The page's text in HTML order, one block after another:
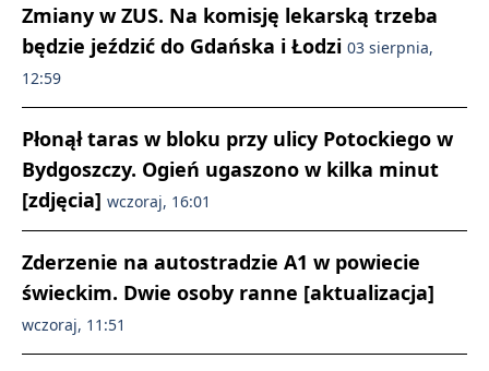
Zmiany w ZUS. Na komisję lekarską trzeba
będzie jeździć do Gdańska i Łodzi 03 sierpnia,
12:59
Płonął taras w bloku przy ulicy Potockiego w
Bydgoszczy. Ogień ugaszono w kilka minut
[zdjęcia] wczoraj, 16:01
Zderzenie na autostradzie A1 w powiecie
świeckim. Dwie osoby ranne [aktualizacja]
wczoraj, 11:51